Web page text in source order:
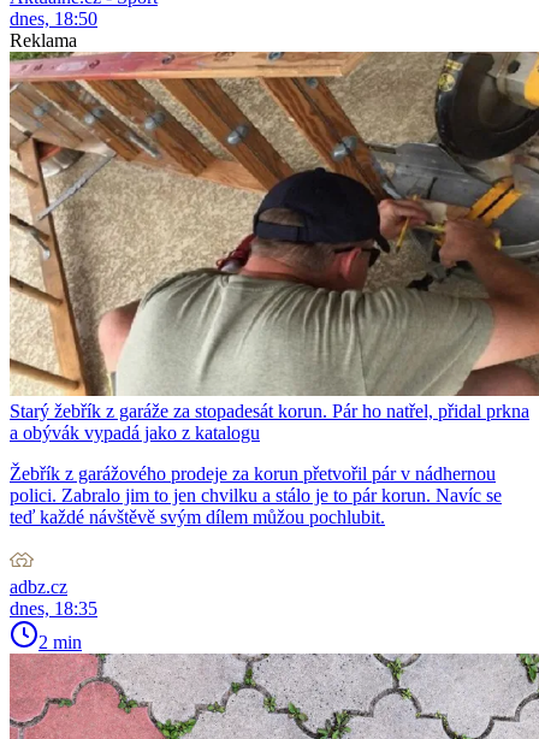
dnes, 18:50
Reklama
Starý žebřík z garáže za stopadesát korun. Pár ho natřel, přidal prkna
a obývák vypadá jako z katalogu
Žebřík z garážového prodeje za korun přetvořil pár v nádhernou
polici. Zabralo jim to jen chvilku a stálo je to pár korun. Navíc se
teď každé návštěvě svým dílem můžou pochlubit.
adbz.cz
dnes, 18:35
2 min